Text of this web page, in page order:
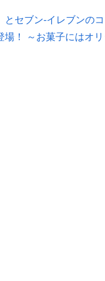
とセブン‐イレブンの
場！ ～お菓子にはオ